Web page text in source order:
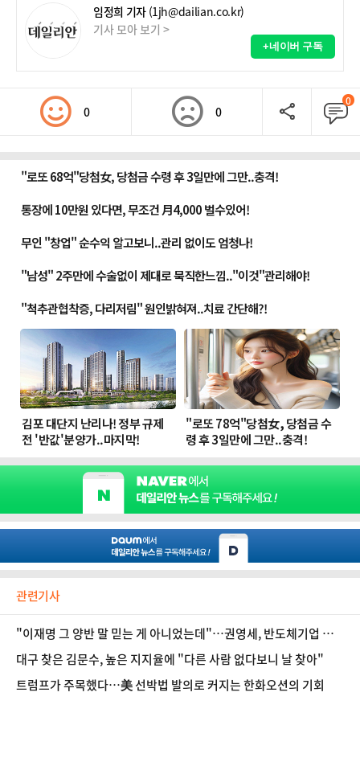
임정희 기자 (1jh@dailian.co.kr)
기사 모아 보기 >
+네이버 구독
0 0
0
관련기사
"이재명 그 양반 말 믿는 게 아니었는데"…권영세, 반도체기업 현
장서 '탄식'
대구 찾은 김문수, 높은 지지율에 "다른 사람 없다보니 날 찾아"
트럼프가 주목했다…美 선박법 발의로 커지는 한화오션의 기회